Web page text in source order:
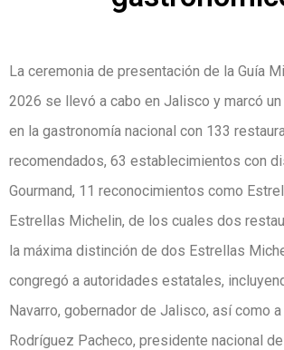
La ceremonia de presentación de la Guía
2026 se llevó a cabo en Jalisco y marcó
en la gastronomía nacional con 133
recomendados, 63 establecimientos con
Gourmand, 11 reconocimientos como
Estrellas Michelin, de los cuales dos
la máxima distinción de dos Estrellas
congregó a autoridades estatales,
Navarro, gobernador de Jalisco, así como
Rodríguez Pacheco, presidente nacional de